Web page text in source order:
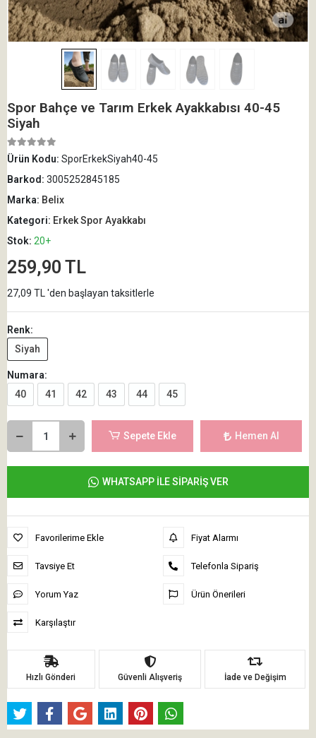
Spor Bahçe ve Tarım Erkek Ayakkabısı 40-45
Siyah
Ürün Kodu: SporErkekSiyah40-45
Barkod: 3005252845185
Marka: Belix
Kategori: Erkek Spor Ayakkabı
Stok: 20+
259,90 TL
27,09 TL 'den başlayan taksitlerle
Renk:
Siyah
Numara:
40
41 42 43 44 45
Sepete Ekle Hemen Al
WHATSAPP İLE SİPARİŞ VER
Favorilerime Ekle
Tavsiye Et
Yorum Yaz
Karşılaştır
Fiyat Alarmı
Telefonla Sipariş
Ürün Önerileri
Hızlı Gönderi Güvenli Alışveriş İade ve Değişim